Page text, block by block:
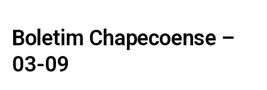
Boletim Chapecoense –
03-09